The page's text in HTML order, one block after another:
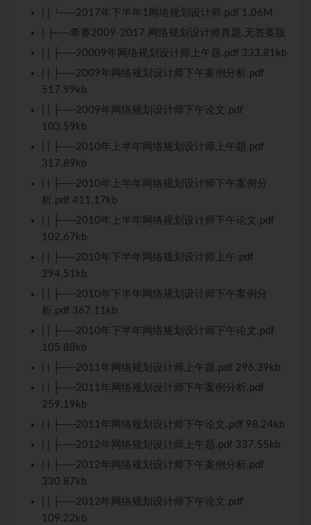
| | └──2017年下半年1网络规划设计师.pdf 1.06M
| ├──希赛2009-2017.网络规划设计师真题.无答案版
| | ├──20009年网络规划设计师上午题.pdf 333.81kb
| | ├──2009年网络规划设计师下午案例分析.pdf
517.99kb
| | ├──2009年网络规划设计师下午论文.pdf
103.59kb
| | ├──2010年上半年网络规划设计师上午题.pdf
317.89kb
| | ├──2010年上半年网络规划设计师下午案例分
析.pdf 411.17kb
| | ├──2010年上半年网络规划设计师下午论文.pdf
102.67kb
| | ├──2010年下半年网络规划设计师上午.pdf
294.51kb
| | ├──2010年下半年网络规划设计师下午案例分
析.pdf 367.11kb
| | ├──2010年下半年网络规划设计师下午论文.pdf
105.88kb
| | ├──2011年网络规划设计师上午题.pdf 296.39kb
| | ├──2011年网络规划设计师下午案例分析.pdf
259.19kb
| | ├──2011年网络规划设计师下午论文.pdf 98.24kb
| | ├──2012年网络规划设计师上午题.pdf 337.55kb
| | ├──2012年网络规划设计师下午案例分析.pdf
330.87kb
| | ├──2012年网络规划设计师下午论文.pdf
109.22kb